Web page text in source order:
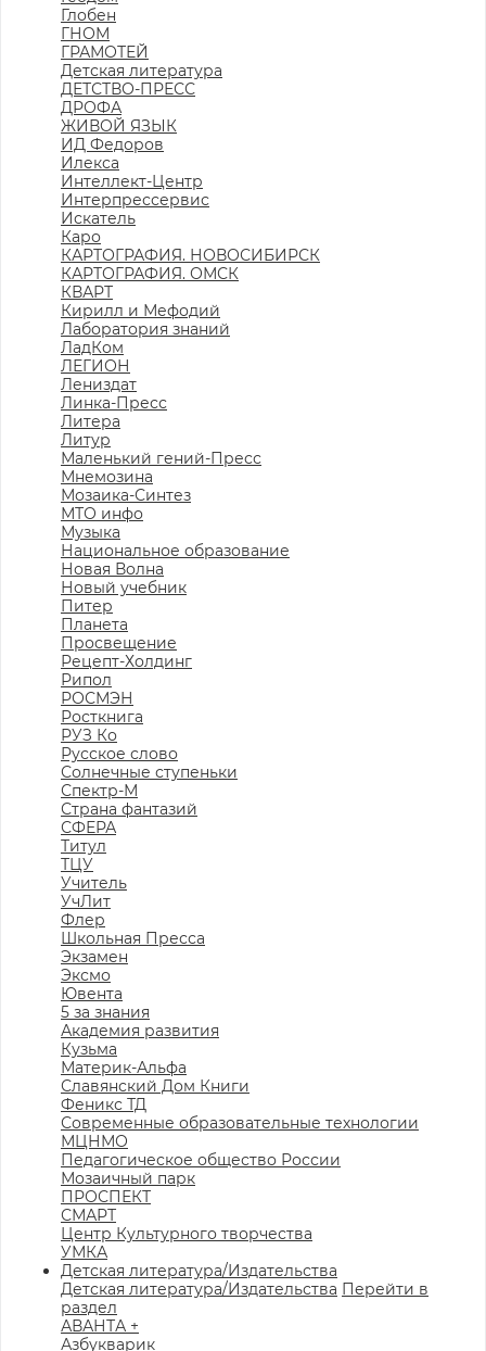
Глобен
ГНОМ
ГРАМОТЕЙ
Детская литература
ДЕТСТВО-ПРЕСС
ДРОФА
ЖИВОЙ ЯЗЫК
ИД Федоров
Илекса
Интеллект-Центр
Интерпрессервис
Искатель
Каро
КАРТОГРАФИЯ. НОВОСИБИРСК
КАРТОГРАФИЯ. ОМСК
КВАРТ
Кирилл и Мефодий
Лаборатория знаний
ЛадКом
ЛЕГИОН
Лениздат
Линка-Пресс
Литера
Литур
Маленький гений-Пресс
Мнемозина
Мозаика-Синтез
МТО инфо
Музыка
Национальное образование
Новая Волна
Новый учебник
Питер
Планета
Просвещение
Рецепт-Холдинг
Рипол
РОСМЭН
Росткнига
РУЗ Ко
Русское слово
Солнечные ступеньки
Спектр-М
Страна фантазий
СФЕРА
Титул
ТЦУ
Учитель
УчЛит
Флер
Школьная Пресса
Экзамен
Эксмо
Ювента
5 за знания
Академия развития
Кузьма
Материк-Альфа
Славянский Дом Книги
Феникс ТД
Современные образовательные технологии
МЦНМО
Педагогическое общество России
Мозаичный парк
ПРОСПЕКТ
СМАРТ
Центр Культурного творчества
УМКА
Детская литература/Издательства
Детская литература/Издательства Перейти в
раздел
АВАНТА +
Азбукварик